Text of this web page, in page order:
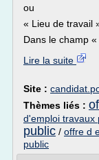
ou
« Lieu de travail
Dans le champ «
Lire la suite
Site :
Thèmes liés :
d'emploi travaux
public / offre d
public